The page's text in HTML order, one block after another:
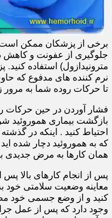
برخی از پزشکان ممکن است
جلوگیری از عفونت و کاهش
مترونیدازول) استفاده
نرم کننده های مدفوع که
تا حرکات روده شما به
فشار آوردن در حین حرکات
بازگشت بیماری هموروئید
احتیاط کنید . اینکه در
که به هموروئید دچار شده اید
همان کارها به مرض جدیدی
معاینه وضعیت سلامتی خود
کنید و از وضع جسمی خود
وجود دارد که پس از عمل